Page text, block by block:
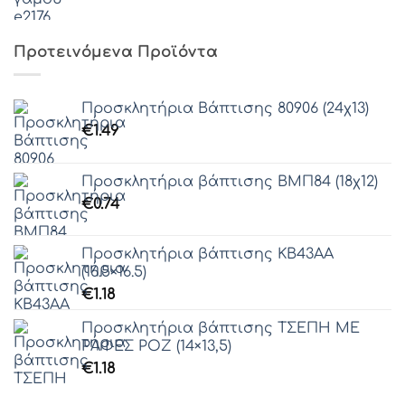
Προτεινόμενα Προϊόντα
Προσκλητήρια Βάπτισης 80906 (24χ13)
€1.49
Προσκλητήρια βάπτισης ΒΜΠ84 (18χ12)
€0.74
Προσκλητήρια βάπτισης ΚΒ43ΑΑ
(16.5×16.5)
€1.18
Προσκλητήρια βάπτισης ΤΣΕΠΗ ΜΕ
ΡΑΦΕΣ ΡΟΖ (14×13,5)
€1.18